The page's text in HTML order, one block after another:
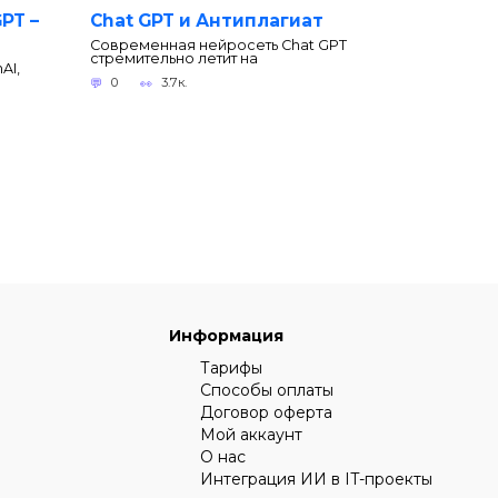
– Chat GPT и Антиплагиат
Современная нейросеть Chat GPT
стремительно летит на
0 3.7к.
Информация
Тарифы
Способы оплаты
Договор оферта
Мой аккаунт
О нас
Интеграция ИИ в IT-проекты